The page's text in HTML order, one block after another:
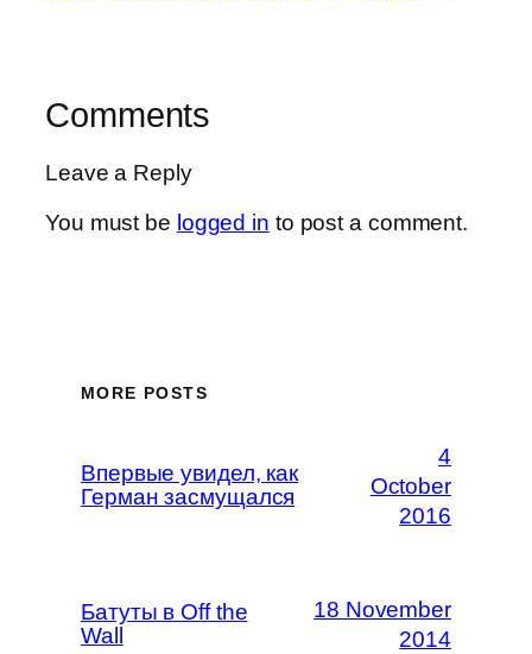
Comments
Leave a Reply
You must be logged in to post a comment.
MORE POSTS
Впервые увидел, как
Герман засмущался
4
October
2016
Батуты в Off the
Wall
18 November
2014